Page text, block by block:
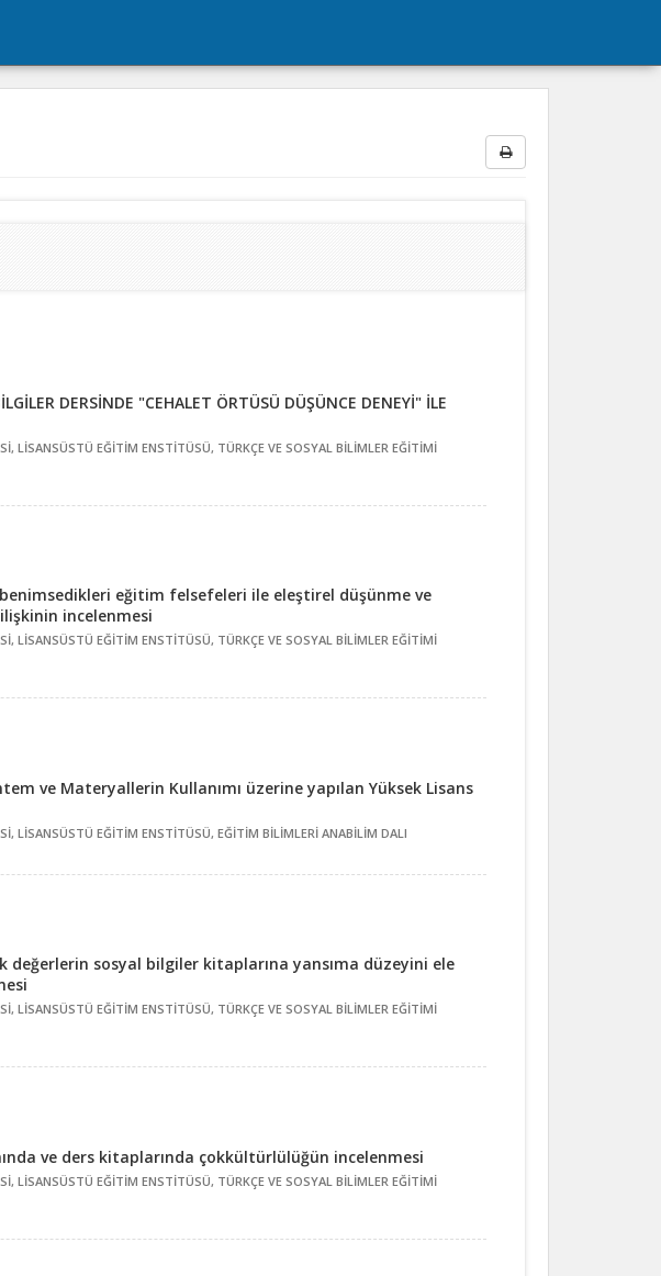
DERSİNDE "CEHALET ÖRTÜSÜ DÜŞÜNCE DENEYİ" İLE
LİSANSÜSTÜ EĞİTİM ENSTİTÜSÜ, TÜRKÇE VE SOSYAL BİLİMLER EĞİTİMİ
eğitim felsefeleri ile eleştirel düşünme ve
incelenmesi
LİSANSÜSTÜ EĞİTİM ENSTİTÜSÜ, TÜRKÇE VE SOSYAL BİLİMLER EĞİTİMİ
ve Materyallerin Kullanımı üzerine yapılan Yüksek Lisans
LİSANSÜSTÜ EĞİTİM ENSTİTÜSÜ, EĞİTİM BİLİMLERİ ANABİLİM DALI
sosyal bilgiler kitaplarına yansıma düzeyini ele
LİSANSÜSTÜ EĞİTİM ENSTİTÜSÜ, TÜRKÇE VE SOSYAL BİLİMLER EĞİTİMİ
ve ders kitaplarında çokkültürlülüğün incelenmesi
LİSANSÜSTÜ EĞİTİM ENSTİTÜSÜ, TÜRKÇE VE SOSYAL BİLİMLER EĞİTİMİ